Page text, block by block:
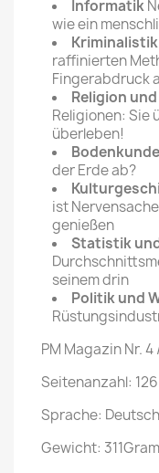
Informatik
wie ein
Kriminalistik
raffinierten
Fingerabdruck
Religion
Religionen: Sie
überleben!
Bodenkunde
der Erde ab?
ist
genießen
Statistik
seinem drin
Politik und
PM Magazin Nr.
Seitenanzahl:
Sprache: Deutsch
Gewicht: